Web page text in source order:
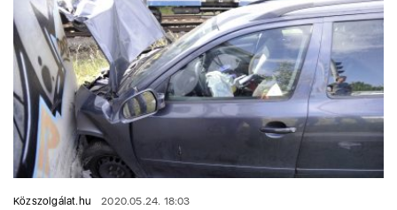
Közszolgálat.hu 2020.05.24. 18:03